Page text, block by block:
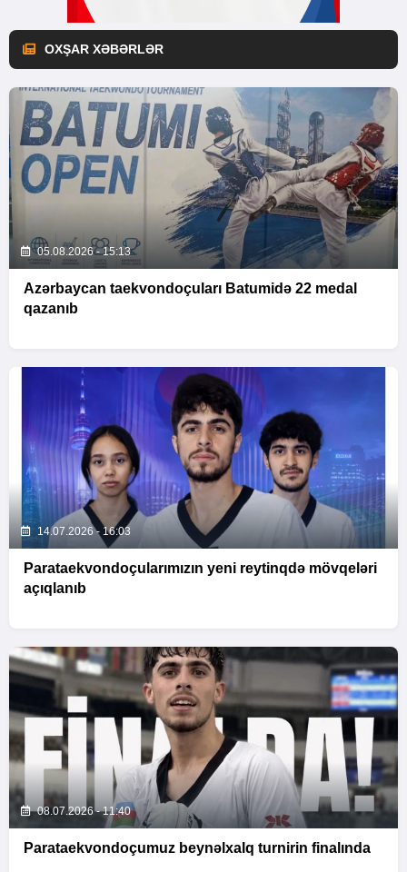
OXŞAR XƏBƏRLƏR
05.08.2026 - 15:13
Azərbaycan taekvondoçuları Batumidə 22 medal
qazanıb
14.07.2026 - 16:03
Parataekvondoçularımızın yeni reytinqdə mövqeləri
açıqlanıb
08.07.2026 - 11:40
Parataekvondoçumuz beynəlxalq turnirin finalında